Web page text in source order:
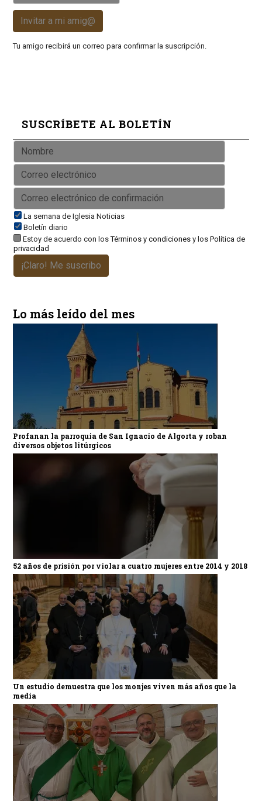
Invitar a mi amig@
Tu amigo recibirá un correo para confirmar la suscripción.
SUSCRÍBETE AL BOLETÍN
La semana de Iglesia Noticias
Boletín diario
Estoy de acuerdo con losTérminos y condicionesy los Política de
privacidad
¡Claro! Me suscribo
Lo más leído del mes
Profanan la parroquia de San Ignacio de Algorta y roban
diversos objetos litúrgicos
52 años de prisión por violar a cuatro mujeres entre 2014 y 2018
Un estudio demuestra que los monjes viven más años que la
media